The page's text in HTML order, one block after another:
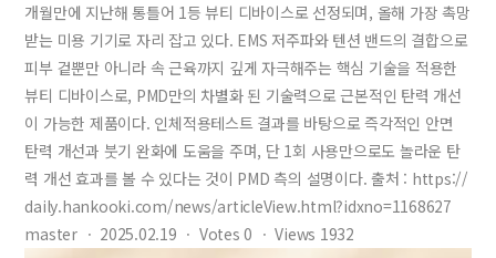
개월만에 지난해 통틀어 1등 뷰티 디바이스로 선정되며, 올해 가장 촉망
받는 미용 기기로 자리 잡고 있다. EMS 저주파와 텐션 밴드의 결합으로
피부 겉뿐만 아니라 속 근육까지 깊게 자극해주는 핵심 기술을 적용한
뷰티 디바이스로, PMD만의 차별화 된 기술력으로 근본적인 탄력 개선
이 가능한 제품이다. 인체적용테스트 결과를 바탕으로 즉각적인 안면
탄력 개선과 붓기 완화에 도움을 주며, 단 1회 사용만으로도 놀라운 탄
력 개선 효과를 볼 수 있다는 것이 PMD 측의 설명이다. 출처 : https://
daily.hankooki.com/news/articleView.html?idxno=1168627
master ㆍ 2025.02.19 ㆍ Votes 0 ㆍ Views 1932